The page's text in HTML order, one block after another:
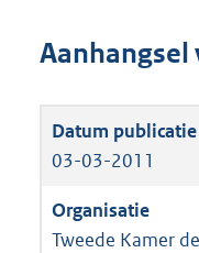
Aanhangsel
03-03-2011
Tweede Kamer